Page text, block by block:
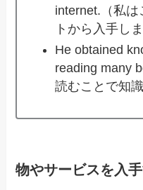
internet.（私は
トから入手し
He obtained
reading many
読むことで知
物やサービスを入